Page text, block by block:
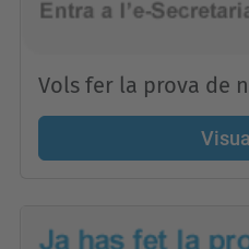
Vols fer la prova de